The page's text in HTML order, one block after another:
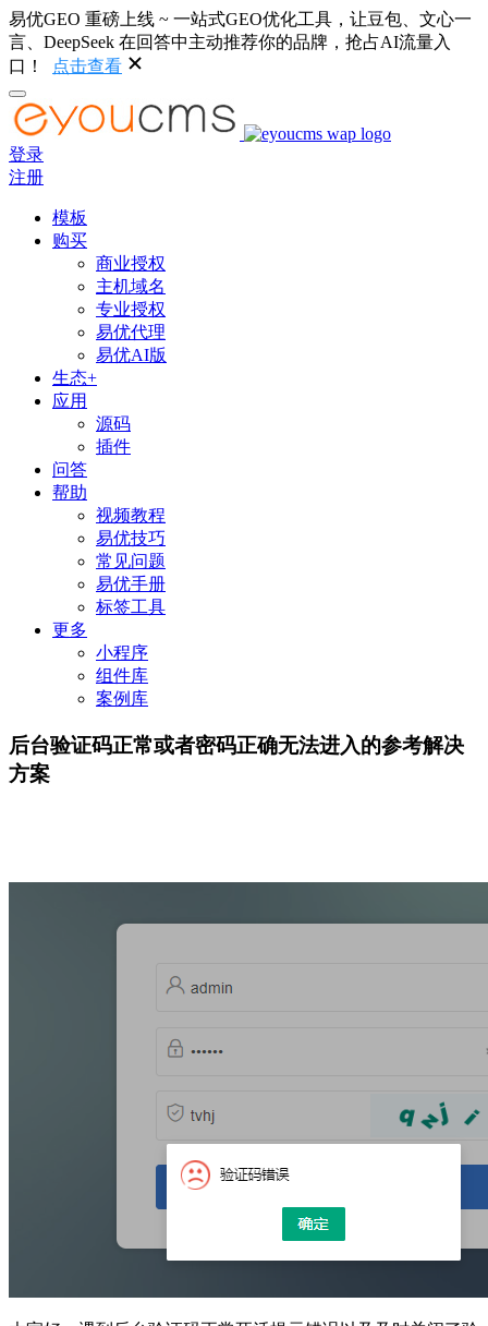
易优GEO 重磅上线 ~ 一站式GEO优化工具，让豆包、文心一
言、DeepSeek 在回答中主动推荐你的品牌，抢占AI流量入
口！
点击查看
登录
注册
模板
购买
商业授权
主机域名
专业授权
易优代理
易优AI版
生态+
应用
源码
插件
问答
帮助
视频教程
易优技巧
常见问题
易优手册
标签工具
更多
小程序
组件库
案例库
后台验证码正常或者密码正确无法进入的参考解决
方案